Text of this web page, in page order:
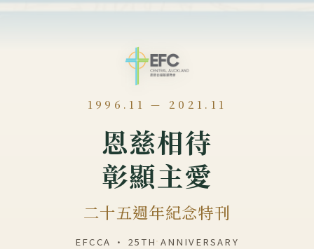
1996.11 — 2021.11
恩慈相待
彰顯主愛
二十五週年紀念特刊
EFCCA · 25TH ANNIVERSARY